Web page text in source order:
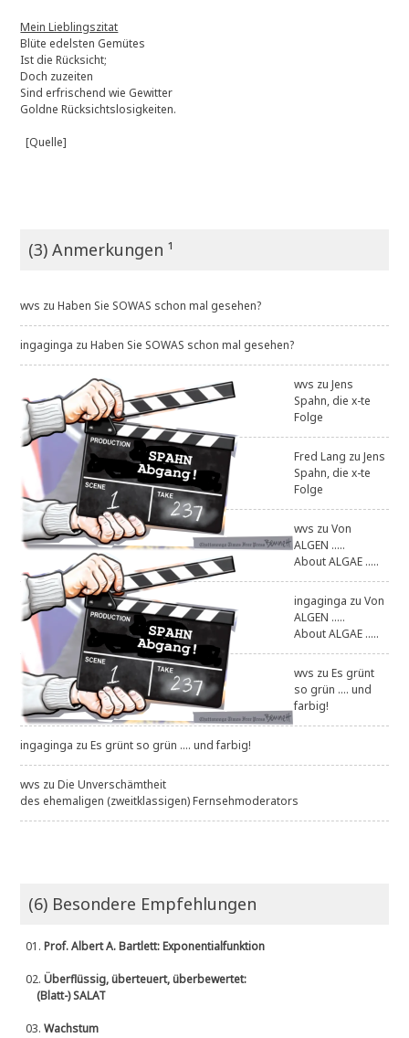
Mein Lieblingszitat
Blüte edelsten Gemütes
Ist die Rücksicht;
Doch zuzeiten
Sind erfrischend wie Gewitter
Goldne Rücksichtslosigkeiten.
[Quelle]
(3) Anmerkungen ¹
wvs zuHaben Sie SOWAS schon mal gesehen?
ingaginga zuHaben Sie SOWAS schon mal gesehen?
wvs zuJens
Spahn, die x-te
Folge
Fred Lang zuJens
Spahn, die x-te
Folge
wvs zuVon
ALGEN .....
About ALGAE .....
ingaginga zuVon
ALGEN .....
About ALGAE .....
wvs zuEs grünt
so grün .... und
farbig!
ingaginga zuEs grünt so grün .... und farbig!
wvs zuDie Unverschämtheit
des ehemaligen (zweitklassigen) Fernsehmoderators
(6) Besondere Empfehlungen
01.Prof. Albert A. Bartlett: Exponentialfunktion
02.Überflüssig, überteuert, überbewertet:
(Blatt-) SALAT
03.Wachstum